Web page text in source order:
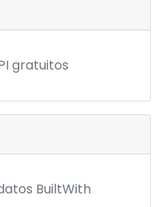
gratuitos
BuiltWith